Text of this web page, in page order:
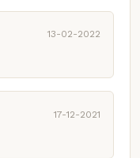
13-02-2022
17-12-2021